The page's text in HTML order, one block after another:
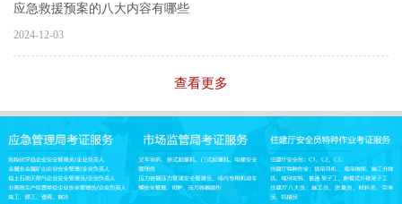
应急救援预案的八大内容有哪些
2024-12-03
查看更多